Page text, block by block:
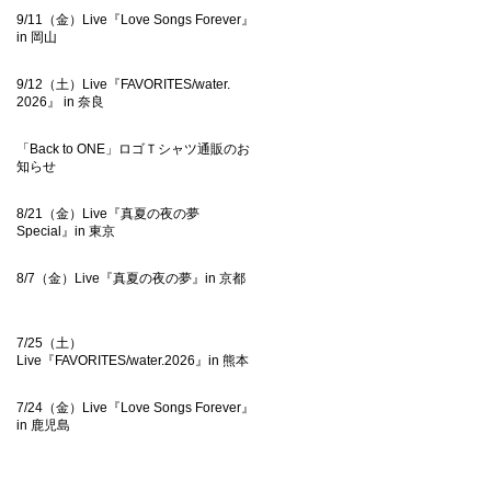
9/11（金）Live『Love Songs Forever』
in 岡山
9/12（土）Live『FAVORITES/water.
2026』 in 奈良
「Back to ONE」ロゴＴシャツ通販のお
知らせ
8/21（金）Live『真夏の夜の夢
Special』in 東京
8/7（金）Live『真夏の夜の夢』in 京都
7/25（土）
Live『FAVORITES/water.2026』in 熊本
7/24（金）Live『Love Songs Forever』
in 鹿児島